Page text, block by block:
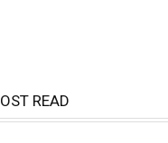
READ